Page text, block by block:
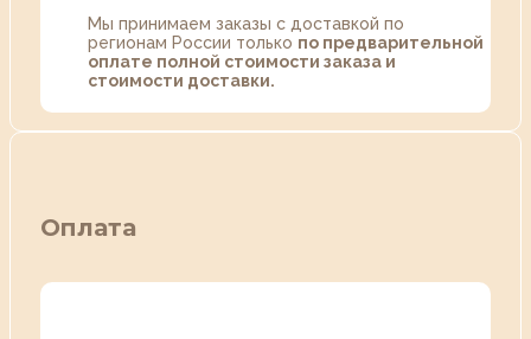
Мы принимаем заказы с доставкой по
регионам России только по предварительной
оплате полной стоимости заказа и
стоимости доставки.
Оплата